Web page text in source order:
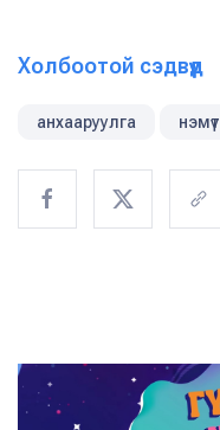
Холбоотой сэдвүүд
анхааруулга нэмүт